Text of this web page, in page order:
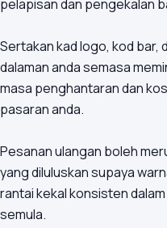
pelapisan dan pengekalan
Sertakan kad logo, kod bar,
dalaman anda semasa
masa penghantaran dan
pasaran anda.
Pesanan ulangan boleh
yang diluluskan supaya
rantai kekal konsisten
semula.